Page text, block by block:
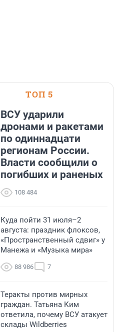
ТОП 5
ВСУ ударили
дронами и ракетами
по одиннадцати
регионам России.
Власти сообщили о
погибших и раненых
108 484
Куда пойти 31 июля–2
августа: праздник флоксов,
«Пространственный сдвиг» у
Манежа и «Музыка мира»
88 986 7
Теракты против мирных
граждан. Татьяна Ким
ответила, почему ВСУ атакует
склады Wildberries